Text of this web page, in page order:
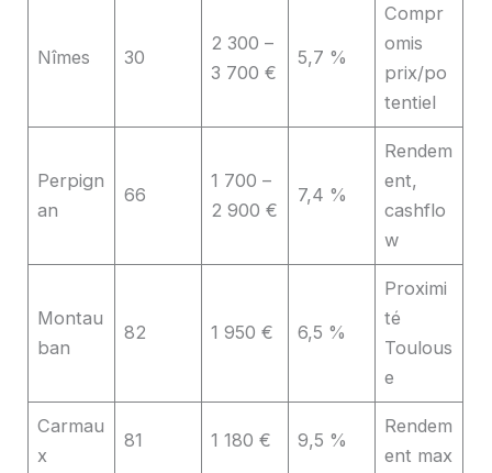
Nîmes 30
2 300 –
3 700 €
5,7 %
Compr
omis
prix/po
tentiel
Perpign
an
66
1 700 –
2 900 €
7,4 %
Rendem
ent,
cashflo
w
Montau
ban
82 1 950 € 6,5 %
Proximi
té
Toulous
e
Carmau
x
81 1 180 € 9,5 %
Rendem
ent max